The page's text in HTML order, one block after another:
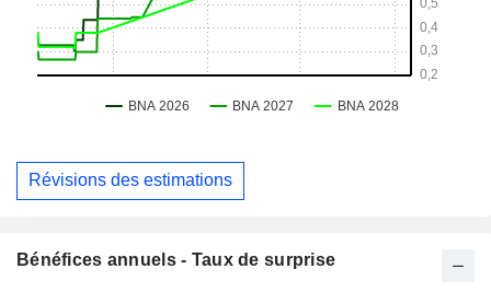
Révisions des estimations
Bénéfices annuels - Taux de surprise